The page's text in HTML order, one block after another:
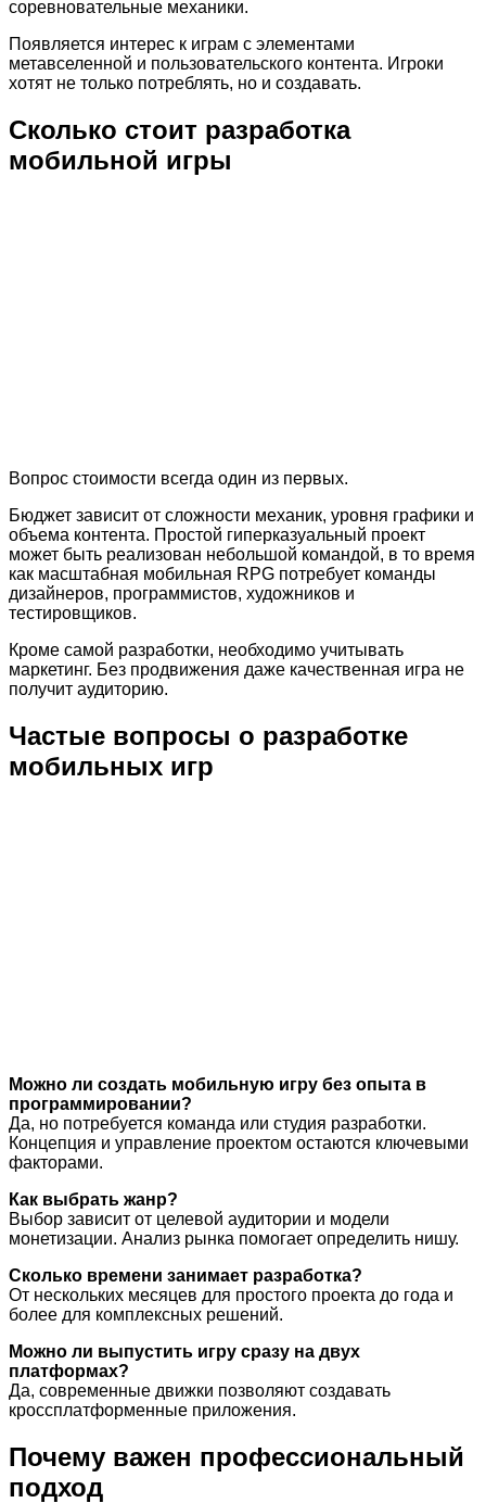
соревновательные механики.
Появляется интерес к играм с элементами
метавселенной и пользовательского контента. Игроки
хотят не только потреблять, но и создавать.
Сколько стоит разработка
мобильной игры
Вопрос стоимости всегда один из первых.
Бюджет зависит от сложности механик, уровня графики и
объема контента. Простой гиперказуальный проект
может быть реализован небольшой командой, в то время
как масштабная мобильная RPG потребует команды
дизайнеров, программистов, художников и
тестировщиков.
Кроме самой разработки, необходимо учитывать
маркетинг. Без продвижения даже качественная игра не
получит аудиторию.
Частые вопросы о разработке
мобильных игр
Можно ли создать мобильную игру без опыта в
программировании?
Да, но потребуется команда или студия разработки.
Концепция и управление проектом остаются ключевыми
факторами.
Как выбрать жанр?
Выбор зависит от целевой аудитории и модели
монетизации. Анализ рынка помогает определить нишу.
Сколько времени занимает разработка?
От нескольких месяцев для простого проекта до года и
более для комплексных решений.
Можно ли выпустить игру сразу на двух
платформах?
Да, современные движки позволяют создавать
кроссплатформенные приложения.
Почему важен профессиональный
подход